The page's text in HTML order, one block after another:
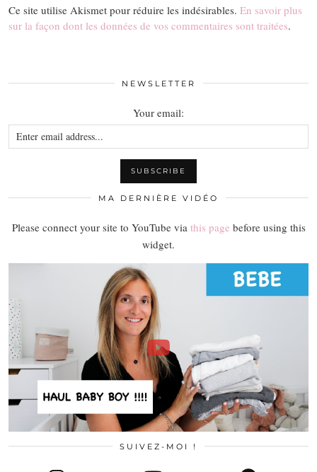
Ce site utilise Akismet pour réduire les indésirables. En savoir plus
sur la façon dont les données de vos commentaires sont traitées.
NEWSLETTER
Your email:
MA DERNIÈRE VIDÉO
Please connect your site to YouTube via this page before using this
widget.
SUIVEZ-MOI !